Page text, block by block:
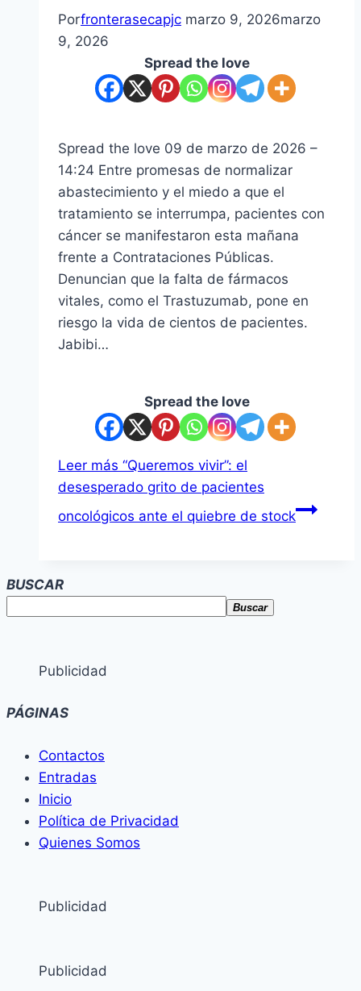
Porfronterasecapjc marzo 9, 2026marzo
9, 2026
Spread the love
Spread the love 09 de marzo de 2026 –
14:24 Entre promesas de normalizar
abastecimiento y el miedo a que el
tratamiento se interrumpa, pacientes con
cáncer se manifestaron esta mañana
frente a Contrataciones Públicas.
Denuncian que la falta de fármacos
vitales, como el Trastuzumab, pone en
riesgo la vida de cientos de pacientes.
Jabibi…
Spread the love
Leer más “Queremos vivir”: el
desesperado grito de pacientes
oncológicos ante el quiebre de stock
BUSCAR
Buscar
Publicidad
PÁGINAS
Contactos
Entradas
Inicio
Política de Privacidad
Quienes Somos
Publicidad
Publicidad